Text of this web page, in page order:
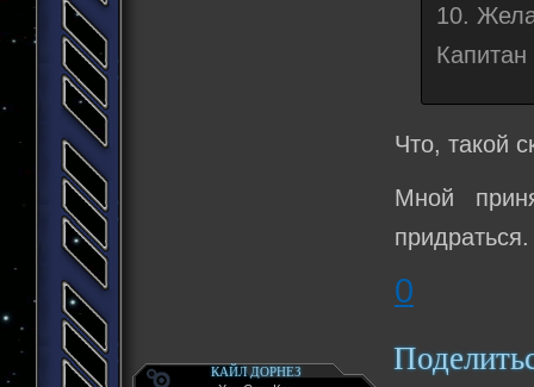
10.
Капитан
Что, такой
Мной
придраться.
0
КАЙЛ ДОРНЕЗ